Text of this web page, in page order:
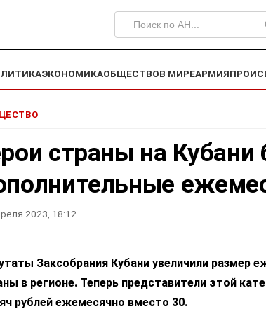
ЭКОНОМИКАОБЩЕСТВОВ МИРЕАРМИЯ
страны на Кубани
2023, 18:12
Заксобрания Кубани увеличили размер
в регионе. Теперь представители этой
рублей ежемесячно вместо 30.